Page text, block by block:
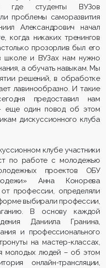
где студенты ВУЗов
проблемы саморазвития
Александрович начал
когда никаких тренингов
прозорлив был его
школе и ВУЗах нам нужно
а обучать навыкам. Мы
решений, в обработке
лавинообразно. И такие
предоставил нам
еще один повод об этом
дискуссионного клуба
клубе участники
по работе с молодежью
проектов ОБУ
Анна Конорева
профессии, определяли
выбирали профессии,
В основу каждой
Даниила Гранина,
и профессионального
на мастер-классах,
молодых людей – об этом
онлайн-трансляции,